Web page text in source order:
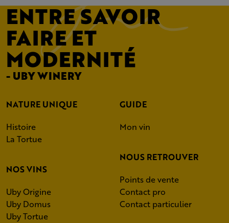
ENTRE SAVOIR
FAIRE ET
MODERNITÉ
- UBY WINERY
NATURE UNIQUE
Histoire
La Tortue
NOS VINS
Uby Origine
Uby Domus
Uby Tortue
GUIDE
Mon vin
NOUS RETROUVER
Points de vente
Contact pro
Contact particulier